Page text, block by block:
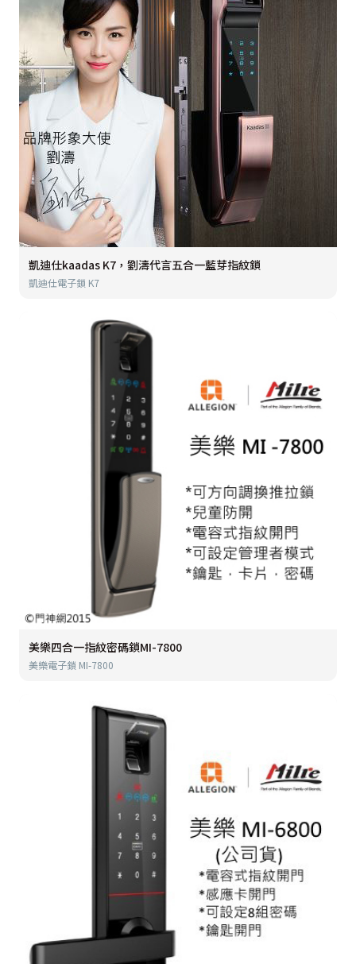
凱迪仕kaadas K7，劉濤代言五合一藍芽指紋鎖
凱迪仕電子鎖 K7
美樂四合一指紋密碼鎖MI-7800
美樂電子鎖 MI-7800